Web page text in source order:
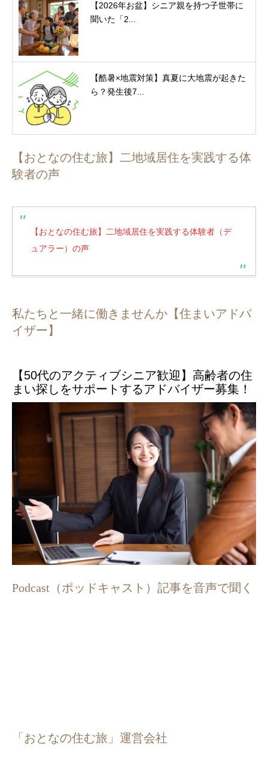
【2026年お盆】シニア親を持つ子世帯に
聞いた「2...
【酷暑×地震対策】真夏に大地震が起きた
ら？発生後7...
【おとなの住む旅】二地域居住を実践する体
験者の声
【おとなの住む旅】二地域居住を実践する体験者（デ
ュアラー）の声
私たちと一緒に働きませんか【住まいアドバ
イザー】
【50代のアクティブシニア歓迎】高齢者の住
まい探しをサポートするアドバイザー募集！
Podcast（ポッドキャスト）記事を音声で聞く
「おとなの住む旅」運営会社